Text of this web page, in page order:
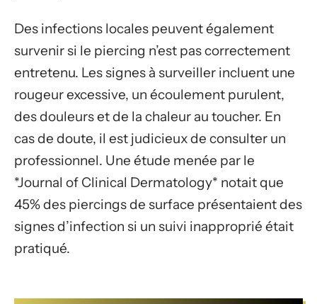
Des infections locales peuvent également
survenir si le piercing n’est pas correctement
entretenu. Les signes à surveiller incluent une
rougeur excessive, un écoulement purulent,
des douleurs et de la chaleur au toucher. En
cas de doute, il est judicieux de consulter un
professionnel. Une étude menée par le
*Journal of Clinical Dermatology* notait que
45% des piercings de surface présentaient des
signes d’infection si un suivi inapproprié était
pratiqué.